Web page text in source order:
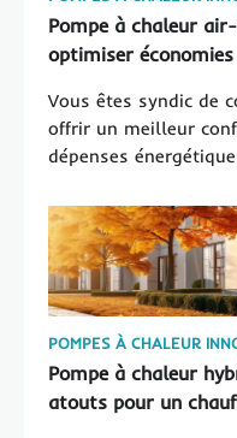
Pompe à chaleur
optimiser
Vous êtes syndic de
offrir un meilleur
dépenses
POMPES À CHALEUR
Pompe à chaleur
atouts pour un